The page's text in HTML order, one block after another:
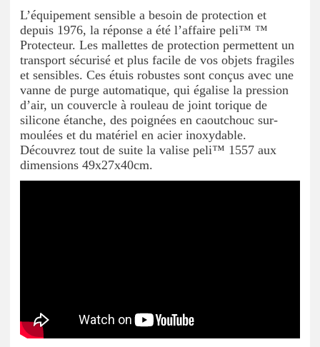
L’équipement sensible a besoin de protection et
depuis 1976, la réponse a été l’affaire peli™ ™
Protecteur. Les mallettes de protection permettent un
transport sécurisé et plus facile de vos objets fragiles
et sensibles. Ces étuis robustes sont conçus avec une
vanne de purge automatique, qui égalise la pression
d’air, un couvercle à rouleau de joint torique de
silicone étanche, des poignées en caoutchouc sur-
moulées et du matériel en acier inoxydable.
Découvrez tout de suite la valise peli™ 1557 aux
dimensions 49x27x40cm.